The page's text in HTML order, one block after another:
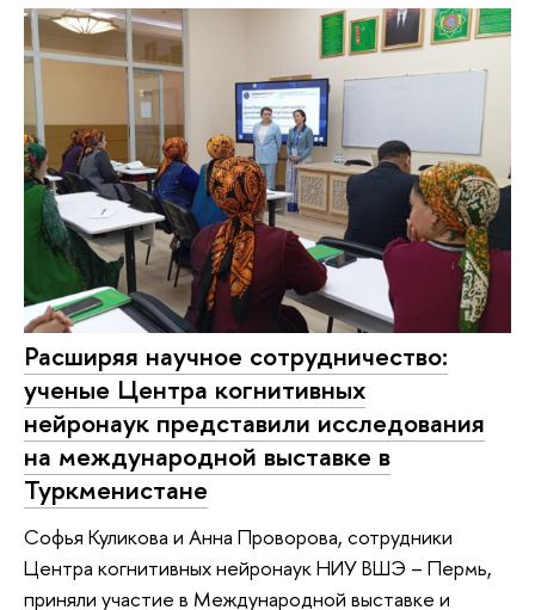
Расширяя научное сотрудничество:
ученые Центра когнитивных
нейронаук представили исследования
на международной выставке в
Туркменистане
Софья Куликова и Анна Проворова, сотрудники
Центра когнитивных нейронаук НИУ ВШЭ – Пермь,
приняли участие в Международной выставке и